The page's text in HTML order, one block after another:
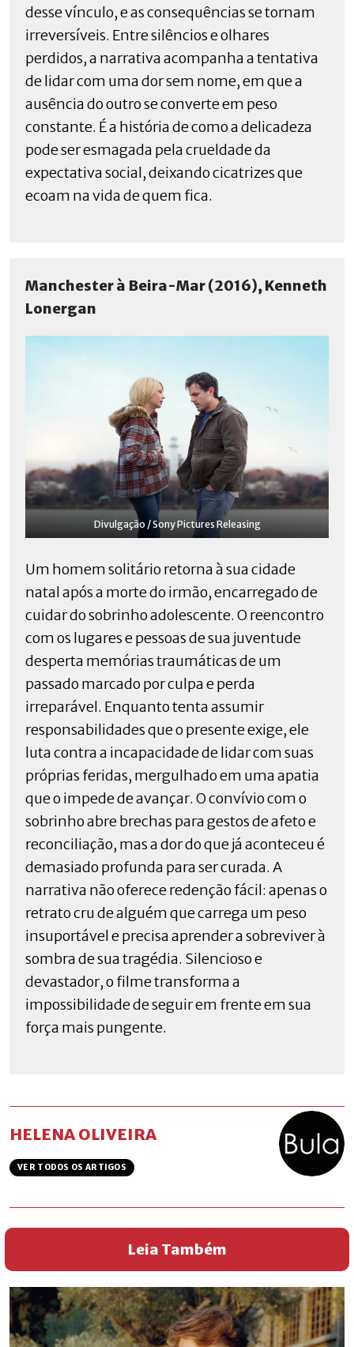
desse vínculo, e as consequências se tornam
irreversíveis. Entre silêncios e olhares
perdidos, a narrativa acompanha a tentativa
de lidar com uma dor sem nome, em que a
ausência do outro se converte em peso
constante. É a história de como a delicadeza
pode ser esmagada pela crueldade da
expectativa social, deixando cicatrizes que
ecoam na vida de quem fica.
Manchester à Beira-Mar (2016), Kenneth
Lonergan
Divulgação / Sony Pictures Releasing
Um homem solitário retorna à sua cidade
natal após a morte do irmão, encarregado de
cuidar do sobrinho adolescente. O reencontro
com os lugares e pessoas de sua juventude
desperta memórias traumáticas de um
passado marcado por culpa e perda
irreparável. Enquanto tenta assumir
responsabilidades que o presente exige, ele
luta contra a incapacidade de lidar com suas
próprias feridas, mergulhado em uma apatia
que o impede de avançar. O convívio com o
sobrinho abre brechas para gestos de afeto e
reconciliação, mas a dor do que já aconteceu é
demasiado profunda para ser curada. A
narrativa não oferece redenção fácil: apenas o
retrato cru de alguém que carrega um peso
insuportável e precisa aprender a sobreviver à
sombra de sua tragédia. Silencioso e
devastador, o filme transforma a
impossibilidade de seguir em frente em sua
força mais pungente.
HELENA OLIVEIRA
VER TODOS OS ARTIGOS
Leia Também